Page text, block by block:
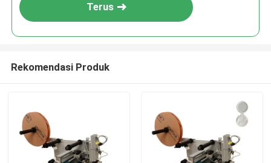
Terus
Rekomendasi Produk